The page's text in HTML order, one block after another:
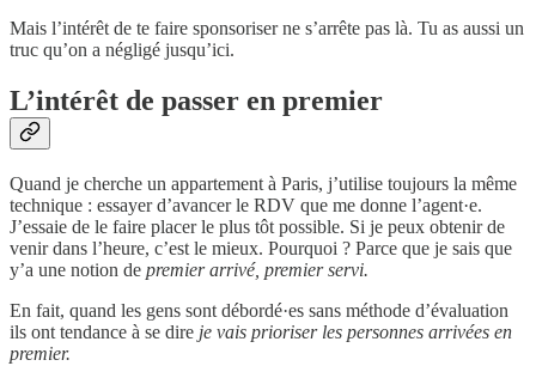
Mais l’intérêt de te faire sponsoriser ne s’arrête pas là. Tu as aussi un
truc qu’on a négligé jusqu’ici.
L’intérêt de passer en premier
Quand je cherche un appartement à Paris, j’utilise toujours la même
technique : essayer d’avancer le RDV que me donne l’agent·e.
J’essaie de le faire placer le plus tôt possible. Si je peux obtenir de
venir dans l’heure, c’est le mieux. Pourquoi ? Parce que je sais que
y’a une notion de premier arrivé, premier servi.
En fait, quand les gens sont débordé·es sans méthode d’évaluation
ils ont tendance à se dire je vais prioriser les personnes arrivées en
premier.